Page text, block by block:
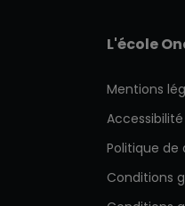
L'école
Mentions
Accessibilité
Politique de
Conditions